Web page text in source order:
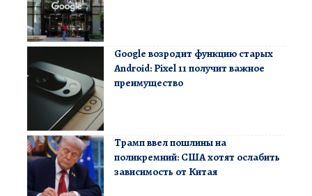
Google возродит функцию старых
Android: Pixel 11 получит важное
преимущество
Трамп ввел пошлины на
поликремний: США хотят ослабить
зависимость от Китая